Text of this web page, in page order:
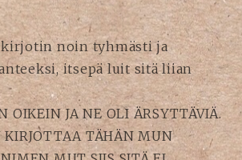
kirjotin noin tyhmästi ja
itsepä luit sitä liian
OIKEIN JA NE OLI ÄRSYTTÄVIÄ.
TÄHÄN MUN